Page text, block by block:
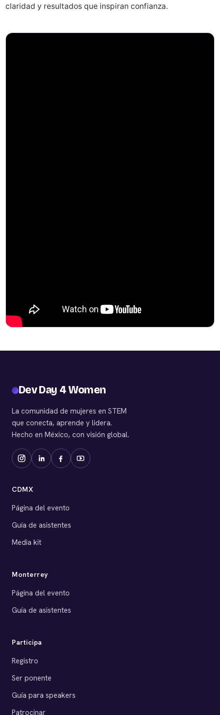
claridad y resultados que inspiran confianza.
Dev Day 4 Women
La comunidad de mujeres en STEM
que conecta, aprende y lidera.
Hecho en México, con visión global.
CDMX
Página del evento
Guía de asistentes
Media kit
Monterrey
Página del evento
Guía de asistentes
Participa
Registro
Ser ponente
Guía para speakers
Patrocinar